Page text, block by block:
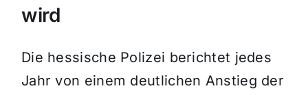
wird
Die hessische Polizei berichtet jedes
Jahr von einem deutlichen Anstieg der